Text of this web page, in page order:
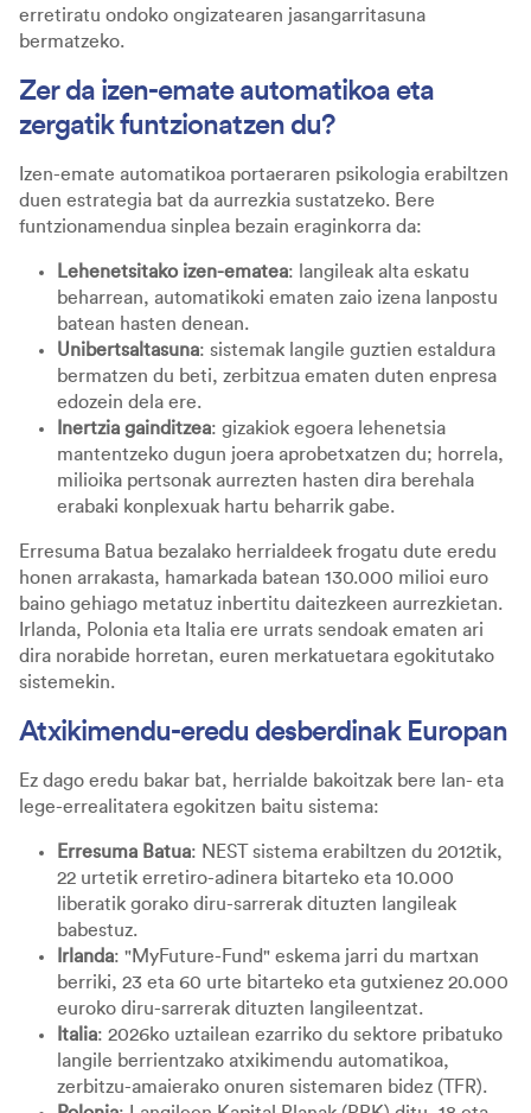
erretiratu ondoko ongizatearen jasangarritasuna
bermatzeko.
Zer da izen-emate automatikoa eta
zergatik funtzionatzen du?
Izen-emate automatikoa portaeraren psikologia erabiltzen
duen estrategia bat da aurrezkia sustatzeko. Bere
funtzionamendua sinplea bezain eraginkorra da:
Lehenetsitako izen-ematea: langileak alta eskatu
beharrean, automatikoki ematen zaio izena lanpostu
batean hasten denean.
Unibertsaltasuna: sistemak langile guztien estaldura
bermatzen du beti, zerbitzua ematen duten enpresa
edozein dela ere.
Inertzia gainditzea: gizakiok egoera lehenetsia
mantentzeko dugun joera aprobetxatzen du; horrela,
milioika pertsonak aurrezten hasten dira berehala
erabaki konplexuak hartu beharrik gabe.
Erresuma Batua bezalako herrialdeek frogatu dute eredu
honen arrakasta, hamarkada batean 130.000 milioi euro
baino gehiago metatuz inbertitu daitezkeen aurrezkietan.
Irlanda, Polonia eta Italia ere urrats sendoak ematen ari
dira norabide horretan, euren merkatuetara egokitutako
sistemekin.
Atxikimendu-eredu desberdinak Europan
Ez dago eredu bakar bat, herrialde bakoitzak bere lan- eta
lege-errealitatera egokitzen baitu sistema:
Erresuma Batua: NEST sistema erabiltzen du 2012tik,
22 urtetik erretiro-adinera bitarteko eta 10.000
liberatik gorako diru-sarrerak dituzten langileak
babestuz.
Irlanda: "MyFuture-Fund" eskema jarri du martxan
berriki, 23 eta 60 urte bitarteko eta gutxienez 20.000
euroko diru-sarrerak dituzten langileentzat.
Italia: 2026ko uztailean ezarriko du sektore pribatuko
langile berrientzako atxikimendu automatikoa,
zerbitzu-amaierako onuren sistemaren bidez (TFR).